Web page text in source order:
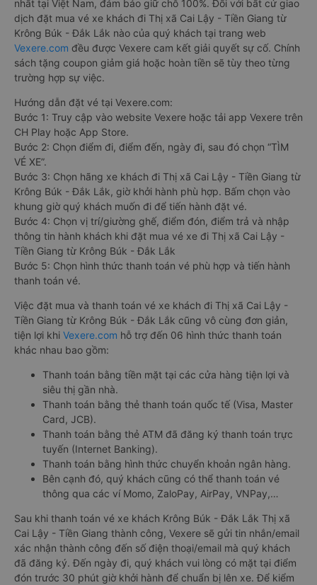
nhất tại Việt Nam, đảm bảo giữ chỗ 100%. Đối với bất cứ giao
dịch đặt mua vé xe khách đi Thị xã Cai Lậy - Tiền Giang từ
Krông Búk - Đắk Lắk nào của quý khách tại trang web
Vexere.com đều được Vexere cam kết giải quyết sự cố. Chính
sách tặng coupon giảm giá hoặc hoàn tiền sẽ tùy theo từng
trường hợp sự việc.
Hướng dẫn đặt vé tại Vexere.com:
Bước 1: Truy cập vào website Vexere hoặc tải app Vexere trên
CH Play hoặc App Store.
Bước 2: Chọn điểm đi, điểm đến, ngày đi, sau đó chọn “TÌM
VÉ XE”.
Bước 3: Chọn hãng xe khách đi Thị xã Cai Lậy - Tiền Giang từ
Krông Búk - Đắk Lắk, giờ khởi hành phù hợp. Bấm chọn vào
khung giờ quý khách muốn đi để tiến hành đặt vé.
Bước 4: Chọn vị trí/giường ghế, điểm đón, điểm trả và nhập
thông tin hành khách khi đặt mua vé xe đi Thị xã Cai Lậy -
Tiền Giang từ Krông Búk - Đắk Lắk
Bước 5: Chọn hình thức thanh toán vé phù hợp và tiến hành
thanh toán vé.
Việc đặt mua và thanh toán vé xe khách đi Thị xã Cai Lậy -
Tiền Giang từ Krông Búk - Đắk Lắk cũng vô cùng đơn giản,
tiện lợi khi Vexere.com hỗ trợ đến 06 hình thức thanh toán
khác nhau bao gồm:
Thanh toán bằng tiền mặt tại các cửa hàng tiện lợi và
siêu thị gần nhà.
Thanh toán bằng thẻ thanh toán quốc tế (Visa, Master
Card, JCB).
Thanh toán bằng thẻ ATM đã đăng ký thanh toán trực
tuyến (Internet Banking).
Thanh toán bằng hình thức chuyển khoản ngân hàng.
Bên cạnh đó, quý khách cũng có thể thanh toán vé
thông qua các ví Momo, ZaloPay, AirPay, VNPay,…
Sau khi thanh toán vé xe khách Krông Búk - Đắk Lắk Thị xã
Cai Lậy - Tiền Giang thành công, Vexere sẽ gửi tin nhắn/email
xác nhận thành công đến số điện thoại/email mà quý khách
đã đăng ký. Đến ngày đi, quý khách vui lòng có mặt tại điểm
đón trước 30 phút giờ khởi hành để chuẩn bị lên xe. Để kiểm